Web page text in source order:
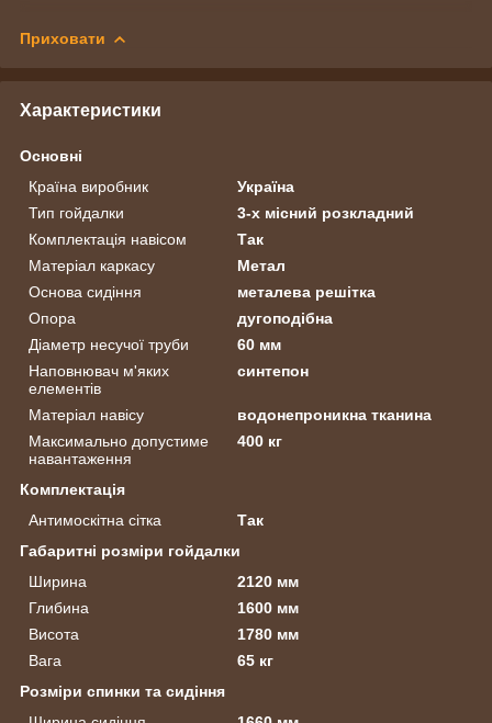
Приховати
Характеристики
Основні
Країна виробник
Україна
Тип гойдалки
3-х місний розкладний
Комплектація навісом
Так
Матеріал каркасу
Метал
Основа сидіння
металева решітка
Опора
дугоподібна
Діаметр несучої труби
60 мм
Наповнювач м'яких
елементів
синтепон
Матеріал навісу
водонепроникна тканина
Максимально допустиме
навантаження
400 кг
Комплектація
Антимоскітна сітка
Так
Габаритні розміри гойдалки
Ширина
2120 мм
Глибина
1600 мм
Висота
1780 мм
Вага
65 кг
Розміри спинки та сидіння